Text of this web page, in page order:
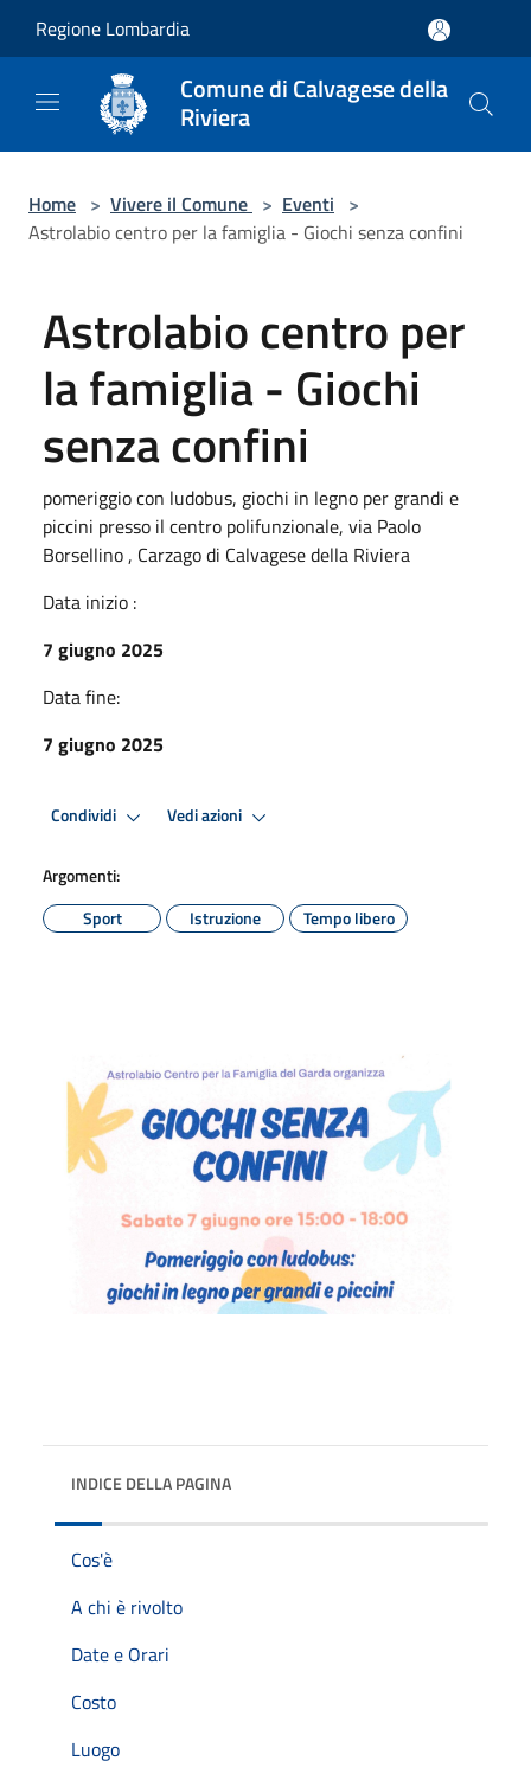
Regione Lombardia
Comune di Calvagese della
Riviera
Home > Vivere il Comune > Eventi >
Astrolabio centro per la famiglia - Giochi senza confini
Astrolabio centro per
la famiglia - Giochi
senza confini
pomeriggio con ludobus, giochi in legno per grandi e
piccini presso il centro polifunzionale, via Paolo
Borsellino , Carzago di Calvagese della Riviera
Data inizio :
7 giugno 2025
Data fine:
7 giugno 2025
Condividi Vedi azioni
Argomenti:
Sport
Istruzione Tempo libero
INDICE DELLA PAGINA
Cos'è
A chi è rivolto
Date e Orari
Costo
Luogo